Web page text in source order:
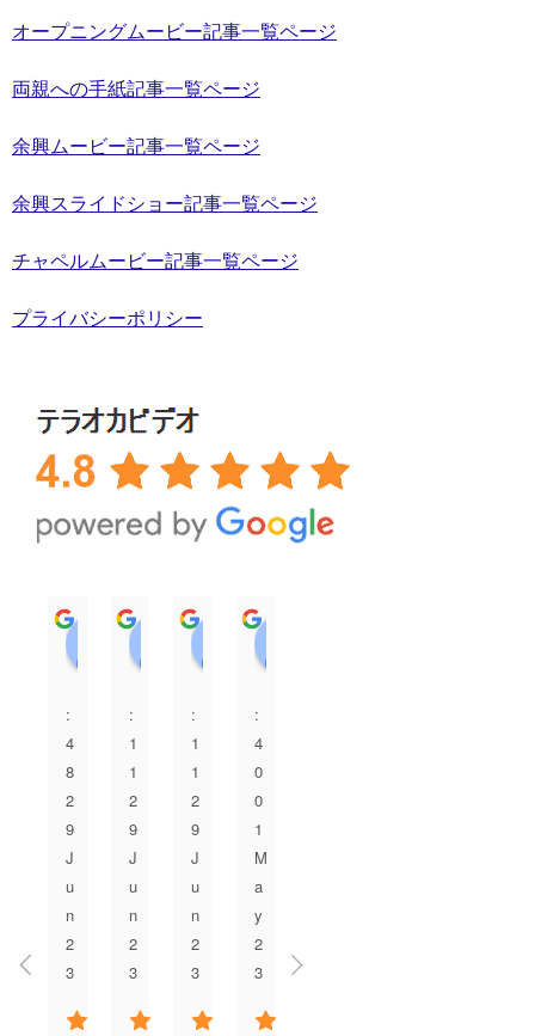
オープニングムービー記事一覧ページ
両親への手紙記事一覧ページ
余興ムービー記事一覧ページ
余興スライドショー記事一覧ページ
チャペルムービー記事一覧ページ
プライバシーポリシー
A. I
3 years ago
親族の結婚式の余興ム
ービーをお願いしまし
た。他社と比べてお値
段も良心的で、依頼し
てから完成までの期間
も短く、クオリティも
ばっちりでした。何度
かメールでやり取りを
させていただきました
した。テラオカビデオ
2015 All Rights Reserved.